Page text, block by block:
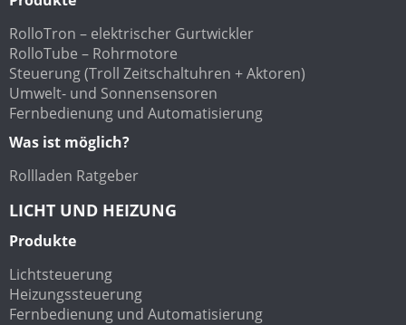
RolloTron – elektrischer Gurtwickler
RolloTube – Rohrmotore
Steuerung (Troll Zeitschaltuhren + Aktoren)
Umwelt- und Sonnensensoren
Fernbedienung und Automatisierung
Was ist möglich?
Rollladen Ratgeber
LICHT UND HEIZUNG
Produkte
Lichtsteuerung
Heizungssteuerung
Fernbedienung und Automatisierung